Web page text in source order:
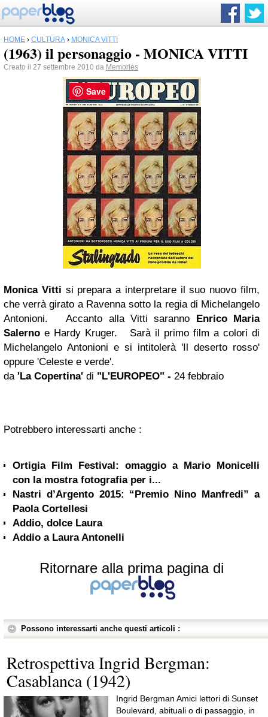
HOME › CULTURA › MONICA VITTI
(1963) il personaggio - MONICA VITTI
Creato il 27 settembre 2010 da Memories
Monica Vitti si prepara a interpretare il suo nuovo film,
che verrà girato a Ravenna sotto la regia di Michelangelo
Antonioni. Accanto alla Vitti saranno Enrico Maria
Salerno e Hardy Kruger. Sarà il primo film a colori di
Michelangelo Antonioni e si intitolerà 'Il deserto rosso'
oppure 'Celeste e verde'.
da 'La Copertina' di "L'EUROPEO" - 24 febbraio
Potrebbero interessarti anche :
Ortigia Film Festival: omaggio a Mario Monicelli
con la mostra fotografia per i...
Nastri d’Argento 2015: “Premio Nino Manfredi” a
Paola Cortellesi
Addio, dolce Laura
Addio a Laura Antonelli
Ritornare alla prima pagina di
Possono interessarti anche questi articoli :
Retrospettiva Ingrid Bergman:
Casablanca (1942)
Ingrid Bergman Amici lettori di Sunset
Boulevard, abituali o di passaggio, in
Save